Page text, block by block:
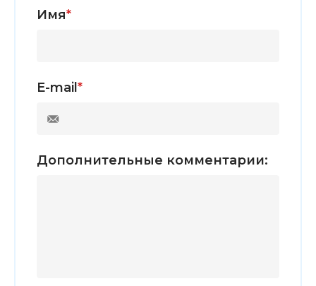
Имя*
E-mail *
Дополнительные комментарии: